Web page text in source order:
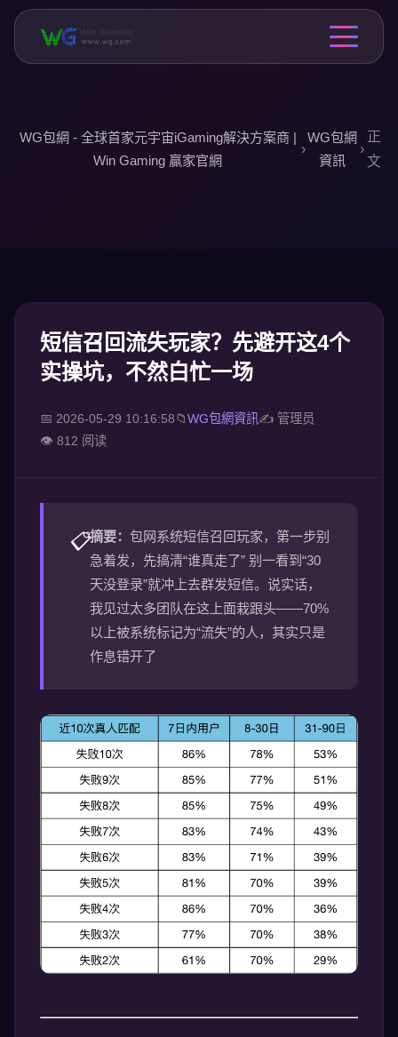
WG包網 - 全球首家元宇宙iGaming解決方案商 |
Win Gaming 贏家官網
›
WG包網
資訊
›
正
文
短信召回流失玩家？先避开这4个
实操坑，不然白忙一场
📅 2026-05-29 10:16:58📁WG包網資訊✍ 管理员
👁️ 812 阅读
📋摘要： 包网系统短信召回玩家，第一步别
急着发，先搞清“谁真走了” 别一看到“30
天没登录”就冲上去群发短信。说实话，
我见过太多团队在这上面栽跟头——70%
以上被系统标记为“流失”的人，其实只是
作息错开了